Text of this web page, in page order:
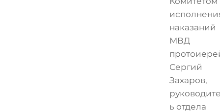
наказаний
МВД
Сергий
Захаров,
ь отдела